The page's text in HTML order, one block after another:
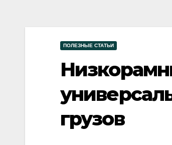
ПОЛЕЗНЫЕ СТАТЬИ
грузов